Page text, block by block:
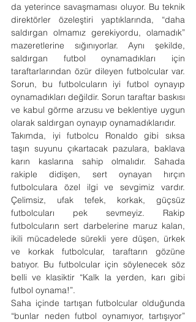
da yeterince savaşmaması oluyor. Bu teknik
direktörler özeleştiri yaptıklarında, “daha
saldırgan olmamız gerekiyordu, olamadık”
mazeretlerine sığınıyorlar. Aynı şekilde,
saldırgan futbol oynamadıkları için
taraftarlarından özür dileyen futbolcular var.
Sorun, bu futbolcuların iyi futbol oynayıp
oynamadıkları değildir. Sorun taraftar baskısı
ve kabul görme arzusu ve beklentiye uygun
olarak saldırgan oynayıp oynamadıklarıdır.
Takımda, iyi futbolcu Ronaldo gibi sıksa
taşın suyunu çıkartacak pazulara, baklava
karın kaslarına sahip olmalıdır. Sahada
rakiple didişen, sert oynayan hırçın
futbolculara özel ilgi ve sevgimiz vardır.
Çelimsiz, ufak tefek, korkak, güçsüz
futbolcuları pek sevmeyiz. Rakip
futbolcuların sert darbelerine maruz kalan,
ikili mücadelede sürekli yere düşen, ürkek
ve korkak futbolcular, taraftarın gözüne
batıyor. Bu futbolcular için söylenecek söz
belli ve klasiktir “Kalk la yerden, karı gibi
futbol oynama!”.
Saha içinde tartışan futbolcular olduğunda
“bunlar neden futbol oynamıyor, tartışıyor”